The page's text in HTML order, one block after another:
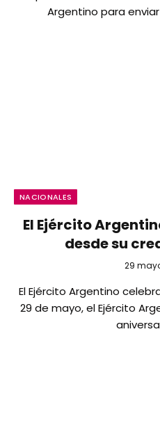
Argentino para
NACIONALES
El Ejército
desde su
29
El Ejército Argentino
29 de mayo, el Ejército